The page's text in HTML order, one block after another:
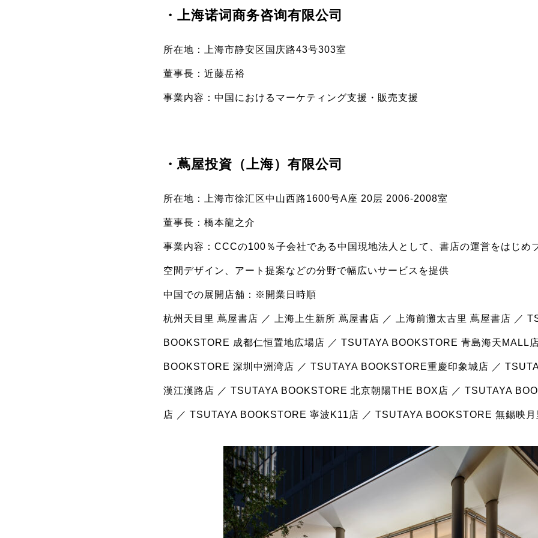
・上海诺词商务咨询有限公司
所在地：上海市静安区国庆路43号303室
董事長：近藤岳裕
事業内容：中国におけるマーケティング支援・販売支援
・蔦屋投資（上海）有限公司
所在地：上海市徐汇区中山西路1600号A座 20层 2006-2008室
董事長：橋本龍之介
事業内容：CCCの100％子会社である中国現地法人として、書店の運営をはじめ
空間デザイン、アート提案などの分野で幅広いサービスを提供
中国での展開店舗：※開業日時順
杭州天目里 蔦屋書店 ／ 上海上生新所 蔦屋書店 ／ 上海前灘太古里 蔦屋書店 ／
BOOKSTORE 成都仁恒置地広場店 ／ TSUTAYA BOOKSTORE 青島海天MALL
BOOKSTORE 深圳中洲湾店 ／ TSUTAYA BOOKSTORE重慶印象城店 ／
漢江漢路店 ／ TSUTAYA BOOKSTORE 北京朝陽THE BOX店 ／ TSUTAYA
店 ／ TSUTAYA BOOKSTORE 寧波K11店 ／ TSUTAYA BOOKSTORE 無錫映月